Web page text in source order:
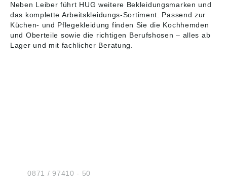
Neben Leiber führt HUG weitere Bekleidungsmarken und
das komplette Arbeitskleidungs-Sortiment . Passend zur
Küchen- und Pflegekleidung finden Sie die Kochhemden
und Oberteile sowie die richtigen Berufshosen – alles ab
Lager und mit fachlicher Beratung.
Tel.:0871 / 97410 - 50